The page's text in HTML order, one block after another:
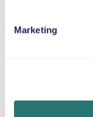
Marketing
minutter på